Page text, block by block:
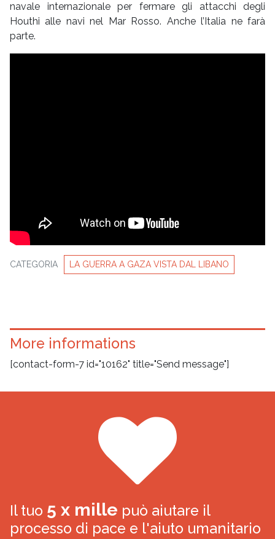
navale internazionale per fermare gli attacchi degli
Houthi alle navi nel Mar Rosso. Anche l’Italia ne farà
parte.
CATEGORIA LA GUERRA A GAZA VISTA DAL LIBANO
More informations
[contact-form-7 id="10162" title="Send message"]
Il tuo 5 x mille può aiutare il
processo di pace e l'aiuto umanitario